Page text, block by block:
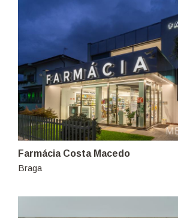
Farmácia Costa Macedo
Braga